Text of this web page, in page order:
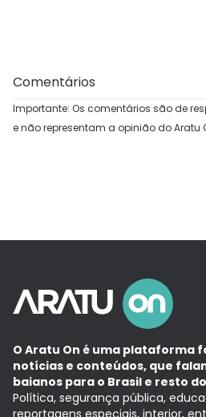
Comentários
Importante: Os comentários são de
e não representam a opinião do Aratu
O Aratu On é uma plataforma
notícias e conteúdos, que
baianos para o Brasil e resto
Política, segurança pública,
reportagens especiais, interior,